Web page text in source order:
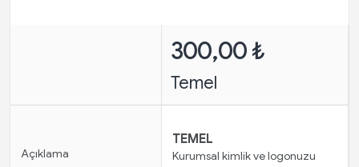
300,00 ₺
Temel
Açıklama
TEMEL
Kurumsal kimlik ve logonuzu